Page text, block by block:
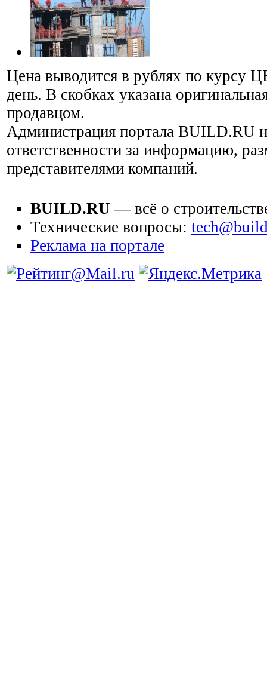
Цена выводится в рублях по курсу
день. В скобках указана
продавцом.
Администрация портала BUILD.RU
ответственности за информацию,
представителями компаний.
BUILD.RU — всё о
Технические вопросы:
Реклама на портале